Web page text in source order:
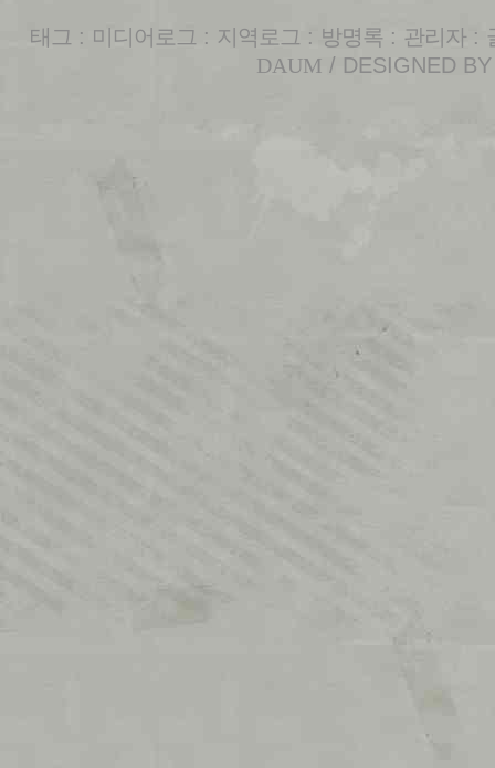
태그 : 미디어로그 : 지역로그 : 방명록 : 관리자:
DAUM / DESIGNED